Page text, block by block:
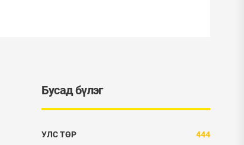
Бусад бүлэг
УЛС ТӨР 444